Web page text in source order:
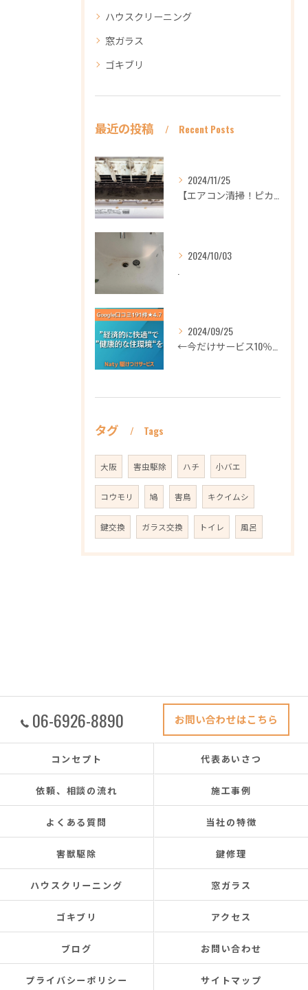
ハウスクリーニング
窓ガラス
ゴキブリ
最近の投稿 Recent Posts
2024/11/25
2024/10/03
2024/09/25
タグ Tags
大阪 害虫駆除 ハチ 小バエ
コウモリ 鳩 害鳥 キクイムシ
鍵交換 ガラス交換 トイレ 風呂
06-6926-8890 お問い合わせはこちら
コンセプト 代表あいさつ
依頼、相談の流れ 施工事例
よくある質問 当社の特徴
害獣駆除 鍵修理
ハウスクリーニング 窓ガラス
ゴキブリ アクセス
ブログ お問い合わせ
プライバシーポリシー サイトマップ